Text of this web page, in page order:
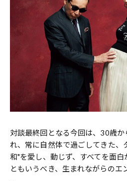
対談最終回となる今回は、30歳か
れ、常に自然体で過ごしてきた、
和"を愛し、動じず、すべてを面
ともいうべき、生まれながらのエ